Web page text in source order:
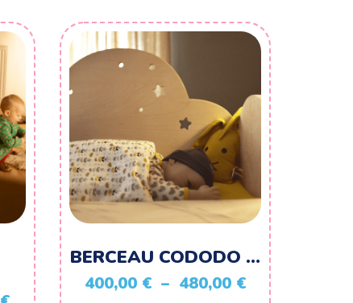
BERCEAU CODODO …
400,00 € – 480,00 €Plage